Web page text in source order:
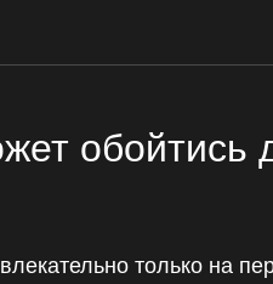
обойтись
только на